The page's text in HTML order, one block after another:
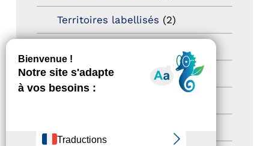
Territoires labellisés (2)
Newsletter pro